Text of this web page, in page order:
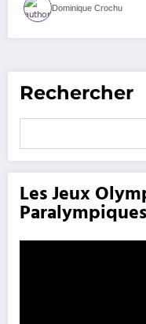
Dominique Crochu
Rechercher
Les Jeux